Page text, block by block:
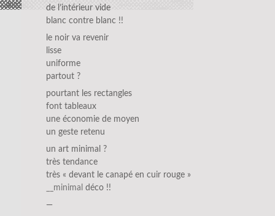
de l’intérieur vide
blanc contre blanc !!
le noir va revenir
lisse
uniforme
partout ?
pourtant les rectangles
font tableaux
une économie de moyen
un geste retenu
un art minimal ?
très tendance
très « devant le canapé en cuir rouge »
__minimal déco !!
—